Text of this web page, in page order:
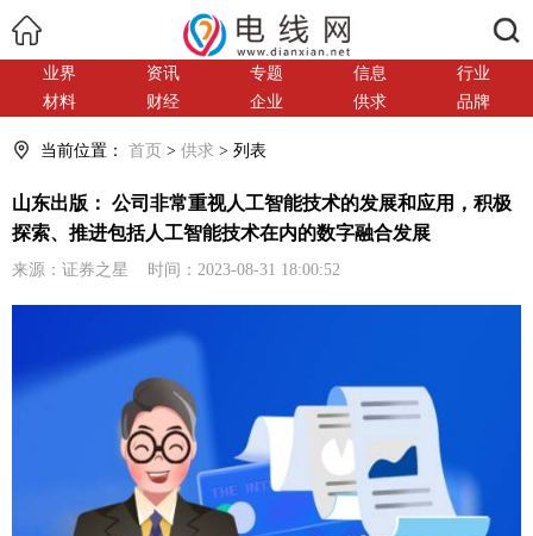
业界 资讯 专题 信息
行业
材料
财经 企业 供求 品牌
当前位置： 首页 > 供求 > 列表
山东出版： 公司非常重视人工智能技术的发展和应用，积极
探索、推进包括人工智能技术在内的数字融合发展
来源：证券之星 时间：2023-08-31 18:00:52